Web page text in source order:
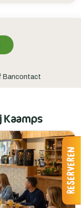
Bancontact
Reserveren